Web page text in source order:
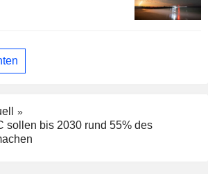
sollen bis 2030 rund 55% des